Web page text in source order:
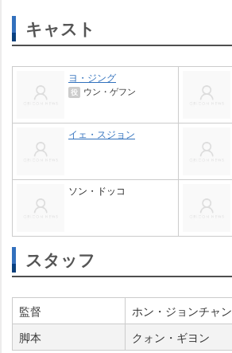
キャスト
ヨ・ジング
役 ウン・ゲフン
イェ・スジョン
ソン・ドッコ
スタッフ
監督
ホン・ジョンチャン
脚本
クォン・ギヨン